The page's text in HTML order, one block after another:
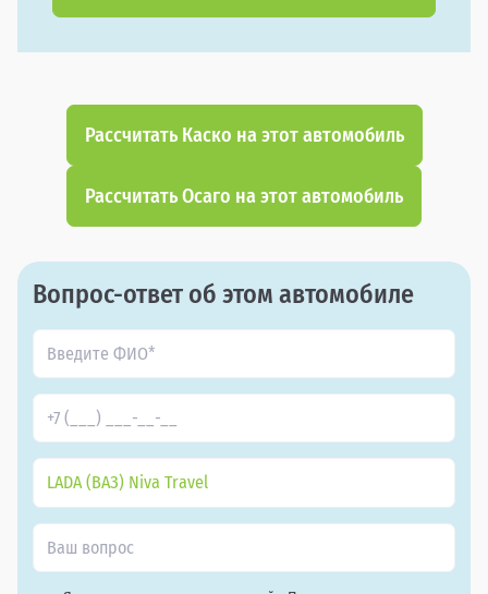
Рассчитать Каско на этот автомобиль
Рассчитать Осаго на этот автомобиль
Вопрос-ответ об этом автомобиле
LADA (ВАЗ) Niva Travel